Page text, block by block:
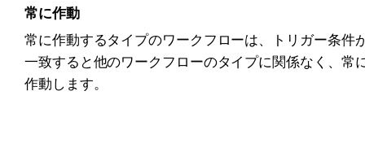
常に作動
常に作動するタイプのワークフローは、トリガー条件
一致すると他のワークフローのタイプに関係なく、常
作動します。